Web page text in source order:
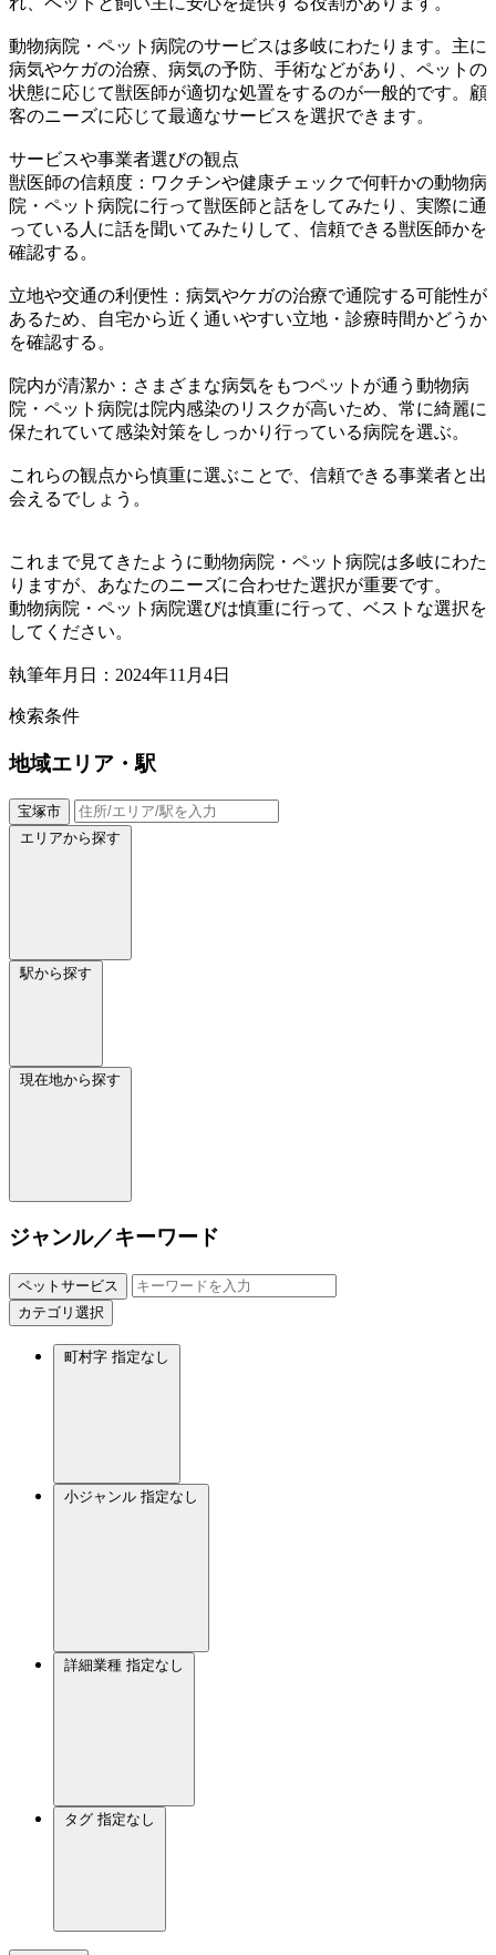
動物病院・ペット病院のサービスは多岐にわたります。主に
病気やケガの治療、病気の予防、手術などがあり、ペットの
状態に応じて獣医師が適切な処置をするのが一般的です。顧
客のニーズに応じて最適なサービスを選択できます。
サービスや事業者選びの観点
獣医師の信頼度：ワクチンや健康チェックで何軒かの動物病
院・ペット病院に行って獣医師と話をしてみたり、実際に通
っている人に話を聞いてみたりして、信頼できる獣医師かを
確認する。
立地や交通の利便性：病気やケガの治療で通院する可能性が
あるため、自宅から近く通いやすい立地・診療時間かどうか
を確認する。
院内が清潔か：さまざまな病気をもつペットが通う動物病
院・ペット病院は院内感染のリスクが高いため、常に綺麗に
保たれていて感染対策をしっかり行っている病院を選ぶ。
これらの観点から慎重に選ぶことで、信頼できる事業者と出
会えるでしょう。
これまで見てきたように動物病院・ペット病院は多岐にわた
りますが、あなたのニーズに合わせた選択が重要です。
動物病院・ペット病院選びは慎重に行って、ベストな選択を
してください。
執筆年月日：2024年11月4日
検索条件
地域エリア・駅
宝塚市
エリアから探す
駅から探す
現在地から探す
ジャンル／キーワード
ペットサービス
カテゴリ選択
町村字 指定なし
小ジャンル 指定なし
詳細業種 指定なし
タグ 指定なし